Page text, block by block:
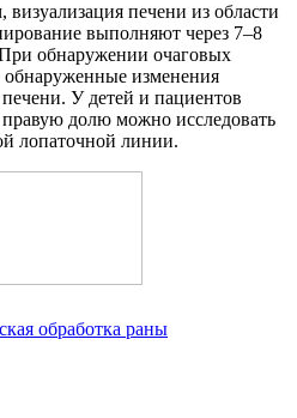
печени из области
выполняют через 7–8
обнаружении очаговых
изменения
У детей и пациентов
долю можно исследовать
лопаточной линии.
обработка раны